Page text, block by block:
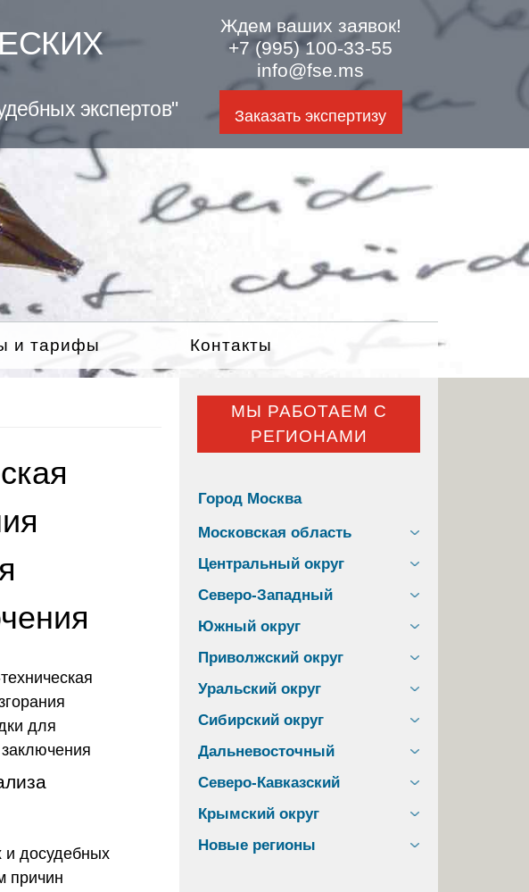
экспертов"
Ждем ваших заявок!
+7 (995) 100-33-55
info@fse.ms
Заказать экспертизу
и тарифы Контакты
и досудебных
причин
МЫ РАБОТАЕМ С
РЕГИОНАМИ
Город Москва
Московская область
Центральный округ
Северо-Западный
Южный округ
Приволжский округ
Уральский округ
Сибирский округ
Дальневосточный
Северо-Кавказский
Крымский округ
Новые регионы